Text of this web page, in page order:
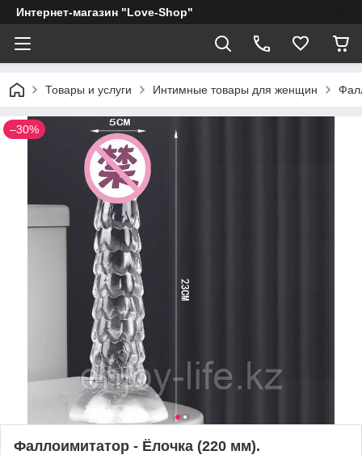
Интернет-магазин "Love-Shop"
Товары и услуги Интимные товары для женщин
–30%
Фаллоимитатор - Ёлочка (220 мм).